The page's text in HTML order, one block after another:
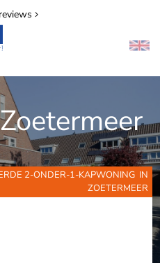
2-ONDER-1-KAPWONING IN
ZOETERMEER